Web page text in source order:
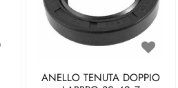
ANELLO TENUTA DOPPIO